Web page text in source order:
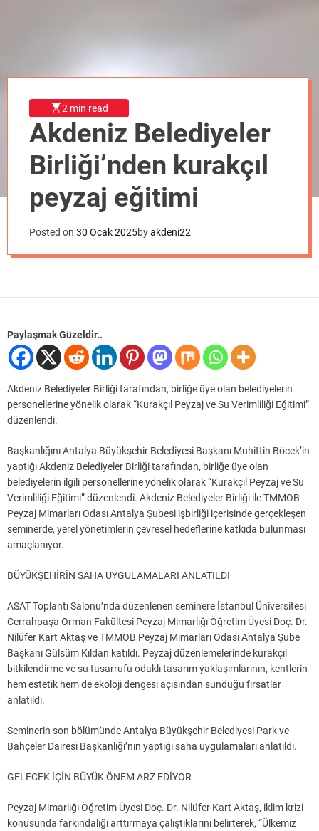
2 min read
Akdeniz Belediyeler
Birliği’nden kurakçıl
peyzaj eğitimi
Posted on 30 Ocak 2025byakdeni22
Paylaşmak Güzeldir..
Akdeniz Belediyeler Birliği tarafından, birliğe üye olan belediyelerin
personellerine yönelik olarak “Kurakçıl Peyzaj ve Su Verimliliği Eğitimi”
düzenlendi.
Başkanlığını Antalya Büyükşehir Belediyesi Başkanı Muhittin Böcek’in
yaptığı Akdeniz Belediyeler Birliği tarafından, birliğe üye olan
belediyelerin ilgili personellerine yönelik olarak “Kurakçıl Peyzaj ve Su
Verimliliği Eğitimi” düzenlendi. Akdeniz Belediyeler Birliği ile TMMOB
Peyzaj Mimarları Odası Antalya Şubesi işbirliği içerisinde gerçekleşen
seminerde, yerel yönetimlerin çevresel hedeflerine katkıda bulunması
amaçlanıyor.
BÜYÜKŞEHİRİN SAHA UYGULAMALARI ANLATILDI
ASAT Toplantı Salonu’nda düzenlenen seminere İstanbul Üniversitesi
Cerrahpaşa Orman Fakültesi Peyzaj Mimarlığı Öğretim Üyesi Doç. Dr.
Nilüfer Kart Aktaş ve TMMOB Peyzaj Mimarları Odası Antalya Şube
Başkanı Gülsüm Kıldan katıldı. Peyzaj düzenlemelerinde kurakçıl
bitkilendirme ve su tasarrufu odaklı tasarım yaklaşımlarının, kentlerin
hem estetik hem de ekoloji dengesi açısından sunduğu fırsatlar
anlatıldı.
Seminerin son bölümünde Antalya Büyükşehir Belediyesi Park ve
Bahçeler Dairesi Başkanlığı’nın yaptığı saha uygulamaları anlatıldı.
GELECEK İÇİN BÜYÜK ÖNEM ARZ EDİYOR
Peyzaj Mimarlığı Öğretim Üyesi Doç. Dr. Nilüfer Kart Aktaş, iklim krizi
konusunda farkındalığı arttırmaya çalıştıklarını belirterek, “Ülkemiz